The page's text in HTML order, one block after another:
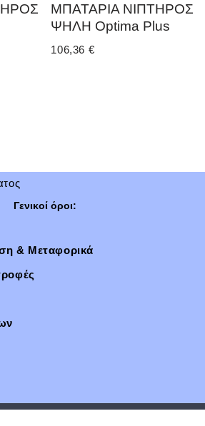
ΜΠΑΤΑΡΙΑ ΝΙΠΤΗΡΟΣ
ΨΗΛΗ Optima Plus
106,36 €
Γενικοί όροι:
& Μεταφορικά